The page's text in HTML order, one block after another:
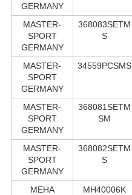
GERMANY
MASTER-
SPORT
GERMANY
368083SETM
S
MASTER-
SPORT
GERMANY
34559PCSMS
MASTER-
SPORT
GERMANY
368081SETM
SM
MASTER-
SPORT
GERMANY
368082SETM
S
MEHA
MH40006K